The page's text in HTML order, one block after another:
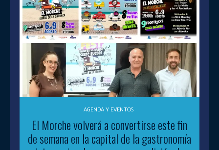
AGENDA Y EVENTOS
El Morche volverá a convertirse este fin
de semana en la capital de la gastronomía